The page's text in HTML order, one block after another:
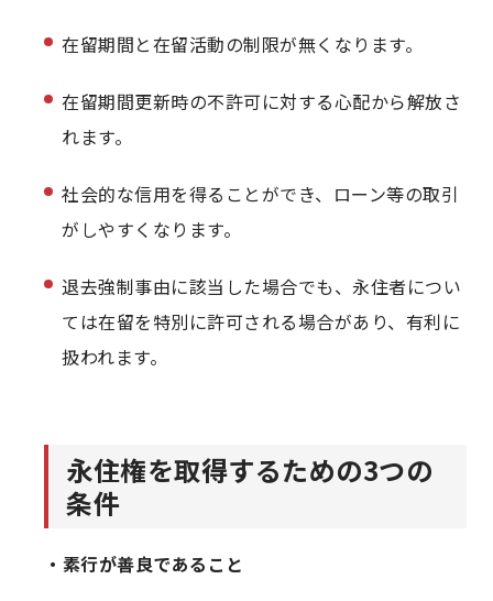
在留期間と在留活動の制限が無くなります。
在留期間更新時の不許可に対する心配から解放さ
れます。
社会的な信用を得ることができ、ローン等の取引
がしやすくなります。
退去強制事由に該当した場合でも、永住者につい
ては在留を特別に許可される場合があり、有利に
扱われます。
永住権を取得するための3つの
条件
・素行が善良であること